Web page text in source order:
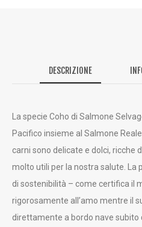
DESCRIZIONE
La specie Coho di Salmone
Pacifico insieme al Salmone
carni sono delicate e dolci, ricche
molto utili per la nostra salute. La
di sostenibilità – come certifica il
rigorosamente all’amo mentre il
direttamente a bordo nave subito